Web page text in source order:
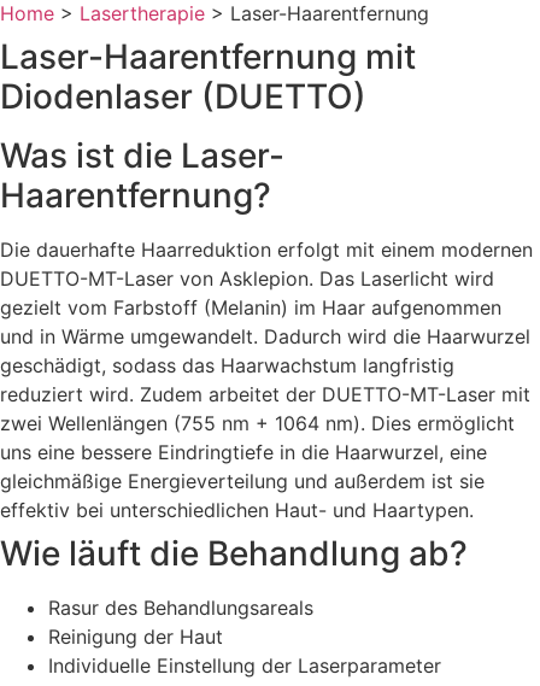
Home > Lasertherapie > Laser-Haarentfernung
Laser-Haarentfernung mit
Diodenlaser (DUETTO)
Was ist die Laser-
Haarentfernung?
Die dauerhafte Haarreduktion erfolgt mit einem modernen
DUETTO-MT-Laser von Asklepion. Das Laserlicht wird
gezielt vom Farbstoff (Melanin) im Haar aufgenommen
und in Wärme umgewandelt. Dadurch wird die Haarwurzel
geschädigt, sodass das Haarwachstum langfristig
reduziert wird. Zudem arbeitet der DUETTO-MT-Laser mit
zwei Wellenlängen (755 nm + 1064 nm). Dies ermöglicht
uns eine bessere Eindringtiefe in die Haarwurzel, eine
gleichmäßige Energieverteilung und außerdem ist sie
effektiv bei unterschiedlichen Haut- und Haartypen.
Wie läuft die Behandlung ab?
Rasur des Behandlungsareals
Reinigung der Haut
Individuelle Einstellung der Laserparameter